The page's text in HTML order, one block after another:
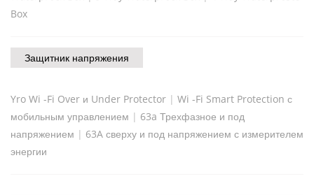
Box
Защитник напряжения
Yro Wi -Fi Over и Under Protector | Wi -Fi Smart Protection с
мобильным управлением | 63a Трехфазное и под
напряжением | 63A сверху и под напряжением с измерителем
энергии